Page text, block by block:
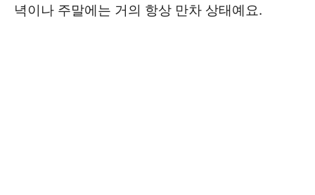
녁이나 주말에는 거의 항상 만차 상태예요.